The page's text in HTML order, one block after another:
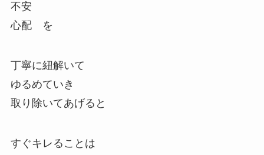
不安
心配 を
丁寧に紐解いて
ゆるめていき
取り除いてあげると
すぐキレることは